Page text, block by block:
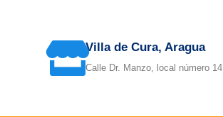
Villa de Cura, Aragua
Calle Dr. Manzo, local número 14